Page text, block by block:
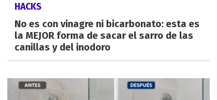
HACKS
No es con vinagre ni bicarbonato: esta es
la MEJOR forma de sacar el sarro de las
canillas y del inodoro